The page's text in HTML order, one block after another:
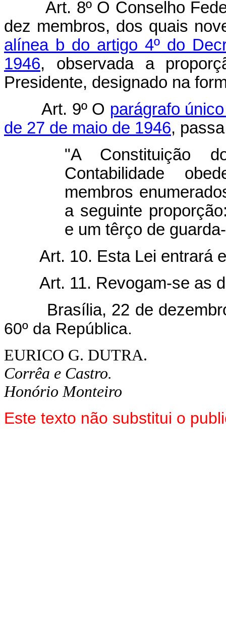
Art. 8º O Conselho
dez membros, dos quais
alínea b do artigo 4º do
1946, observada a
Presidente, designado na
Art. 9º O parágrafo
de 27 de maio de 1946,
"A Constituição
Contabilidade
membros
a seguinte
e um têrço de
Art. 10. Esta Lei entrará
Art. 11. Revogam-se as
Brasília, 22 de
60º da República.
EURICO G. DUTRA.
Corrêa e Castro.
Honório Monteiro
Este texto não substitui o